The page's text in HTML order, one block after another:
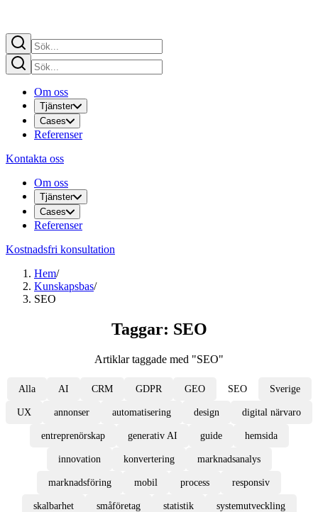
Om oss
Tjänster
Cases
Referenser
Kontakta oss
Om oss
Tjänster
Cases
Referenser
Kostnadsfri konsultation
Hem/
Kunskapsbas/
SEO
Taggar: SEO
Artiklar taggade med "SEO"
Alla AI CRM GDPR GEO SEO Sverige
UX annonser automatisering design digital närvaro
entreprenörskap generativ AI guide hemsida
innovation konvertering marknadsanalys
marknadsföring mobil process responsiv
skalbarhet småföretag statistik systemutveckling